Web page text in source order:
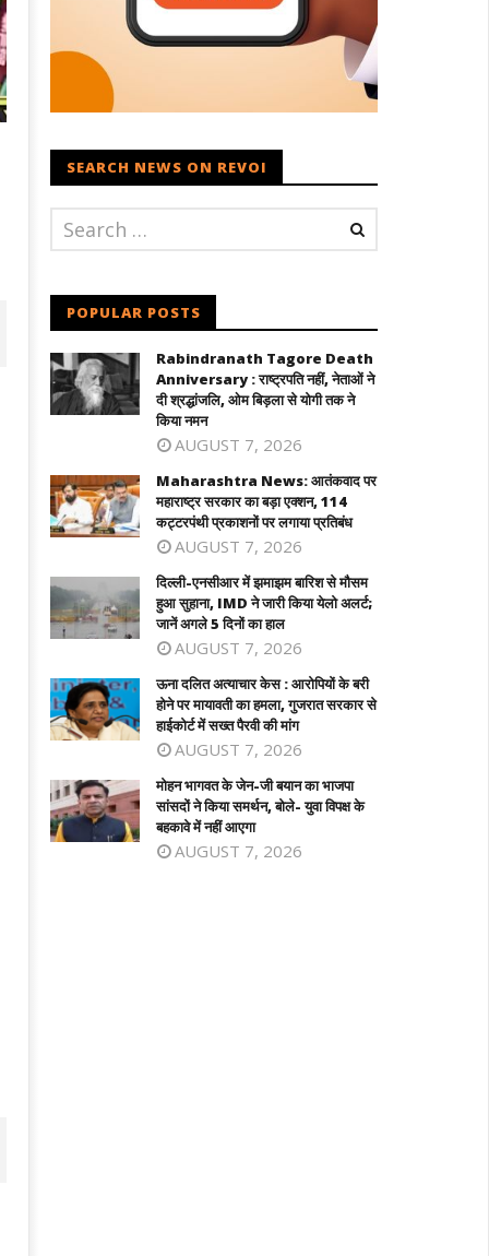
एनसीआर में झमाझम बारिश से मौसम हुआ
IMD ने जारी किया येलो अलर्ट; जानें
5 दिनों का हाल
ऊना दलित अत्याचार केस : आरोपियों के बरी होने
पर मायावती का हमला, गुजरात सरकार से
में सख्त पैरवी की मांग
May
18,
2026
SEARCH NEWS ON REVOI
POPULAR POSTS
Rabindranath Tagore Death
Anniversary : राष्ट्रपति नहीं, नेताओं ने
दी श्रद्धांजलि, ओम बिड़ला से योगी तक ने
किया नमन
AUGUST 7, 2026
Maharashtra News: आतंकवाद पर
महाराष्ट्र सरकार का बड़ा एक्शन, 114
कट्टरपंथी प्रकाशनों पर लगाया प्रतिबंध
AUGUST 7, 2026
दिल्ली-एनसीआर में झमाझम बारिश से मौसम
हुआ सुहाना, IMD ने जारी किया येलो अलर्ट;
जानें अगले 5 दिनों का हाल
AUGUST 7, 2026
ऊना दलित अत्याचार केस : आरोपियों के बरी
होने पर मायावती का हमला, गुजरात सरकार से
हाईकोर्ट में सख्त पैरवी की मांग
AUGUST 7, 2026
मोहन भागवत के जेन-जी बयान का भाजपा
सांसदों ने किया समर्थन, बोले- युवा विपक्ष के
बहकावे में नहीं आएगा
AUGUST 7, 2026